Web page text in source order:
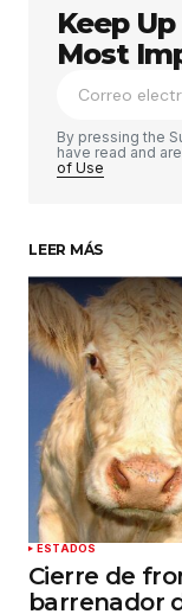
Tu dirección
publicada.
marcados
Comentario *
Su nombre*
Tu correo
Guardar
web en
haga un
Enviar
Keep
Most
By pressing the
have read and
of Use
LEER MÁS
ESTADOS
Cierre de
barrenador